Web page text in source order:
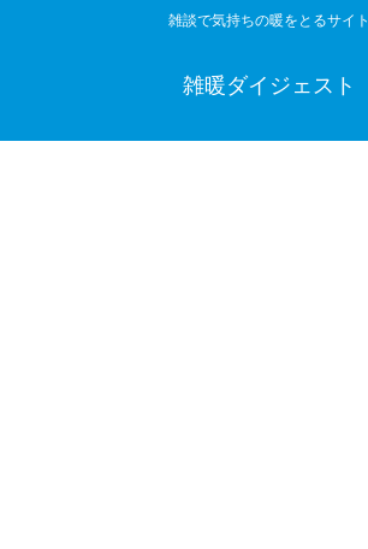
雑談で気持ちの暖をとるサイト
雑暖ダイジェスト